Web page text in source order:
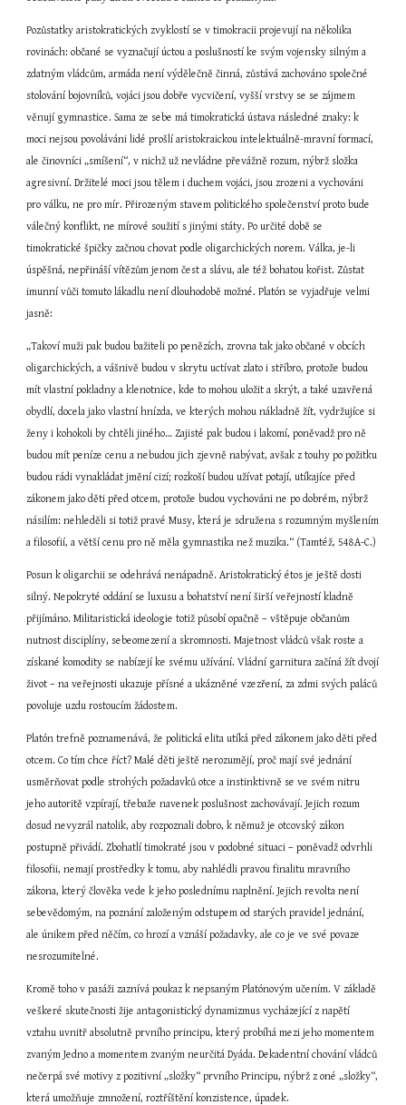
Pozůstatky aristokratických zvyklostí se v timokracii projevují na několika
rovinách: občané se vyznačují úctou a poslušností ke svým vojensky silným a
zdatným vládcům, armáda není výdělečně činná, zůstává zachováno společné
stolování bojovníků, vojáci jsou dobře vycvičení, vyšší vrstvy se se zájmem
věnují gymnastice. Sama ze sebe má timokratická ústava následné znaky: k
moci nejsou povoláváni lidé prošlí aristokraickou intelektuálně-mravní formací,
ale činovníci „smíšení“, v nichž už nevládne převážně rozum, nýbrž složka
agresivní. Držitelé moci jsou tělem i duchem vojáci, jsou zrozeni a vychováni
pro válku, ne pro mír. Přirozeným stavem politického společenství proto bude
válečný konflikt, ne mírové soužití s jinými státy. Po určité době se
timokratické špičky začnou chovat podle oligarchických norem. Válka, je-li
úspěšná, nepřináší vítězům jenom čest a slávu, ale též bohatou kořist. Zůstat
imunní vůči tomuto lákadlu není dlouhodobě možné. Platón se vyjadřuje velmi
jasně:
„Takoví muži pak budou bažiteli po penězích, zrovna tak jako občané v obcích
oligarchických, a vášnivě budou v skrytu uctívat zlato i stříbro, protože budou
mít vlastní pokladny a klenotnice, kde to mohou uložit a skrýt, a také uzavřená
obydlí, docela jako vlastní hnízda, ve kterých mohou nákladně žít, vydržujíce si
ženy i kohokoli by chtěli jiného… Zajisté pak budou i lakomí, poněvadž pro ně
budou mít peníze cenu a nebudou jich zjevně nabývat, avšak z touhy po požitku
budou rádi vynakládat jmění cizí; rozkoší budou užívat potají, utíkajíce před
zákonem jako děti před otcem, protože budou vychováni ne po dobrém, nýbrž
násilím: nehleděli si totiž pravé Musy, která je sdružena s rozumným myšlením
a filosofií, a větší cenu pro ně měla gymnastika než muzika.“ (Tamtéž, 548A-C.)
Posun k oligarchii se odehrává nenápadně. Aristokratický étos je ještě dosti
silný. Nepokryté oddání se luxusu a bohatství není širší veřejností kladně
přijímáno. Militaristická ideologie totiž působí opačně – vštěpuje občanům
nutnost disciplíny, sebeomezení a skromnosti. Majetnost vládců však roste a
získané komodity se nabízejí ke svému užívání. Vládní garnitura začíná žít dvojí
život – na veřejnosti ukazuje přísné a ukázněné vzezření, za zdmi svých paláců
povoluje uzdu rostoucím žádostem.
Platón trefně poznamenává, že politická elita utíká před zákonem jako děti před
otcem. Co tím chce říct? Malé děti ještě nerozumějí, proč mají své jednání
usměrňovat podle strohých požadavků otce a instinktivně se ve svém nitru
jeho autoritě vzpírají, třebaže navenek poslušnost zachovávají. Jejich rozum
dosud nevyzrál natolik, aby rozpoznali dobro, k němuž je otcovský zákon
postupně přivádí. Zbohatlí timokraté jsou v podobné situaci – poněvadž odvrhli
filosofii, nemají prostředky k tomu, aby nahlédli pravou finalitu mravního
zákona, který člověka vede k jeho poslednímu naplnění. Jejich revolta není
sebevědomým, na poznání založeným odstupem od starých pravidel jednání,
ale únikem před něčím, co hrozí a vznáší požadavky, ale co je ve své povaze
nesrozumitelné.
Kromě toho v pasáži zaznívá poukaz k nepsaným Platónovým učením. V základě
veškeré skutečnosti žije antagonistický dynamizmus vycházející z napětí
vztahu uvnitř absolutně prvního principu, který probíhá mezi jeho momentem
zvaným Jedno a momentem zvaným neurčitá Dyáda. Dekadentní chování vládců
nečerpá své motivy z pozitivní „složky“ prvního Principu, nýbrž z oné „složky“,
která umožňuje zmnožení, roztříštění konzistence, úpadek.